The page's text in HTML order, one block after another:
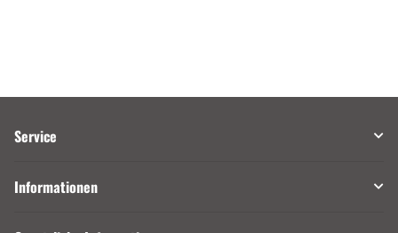
Service
Informationen